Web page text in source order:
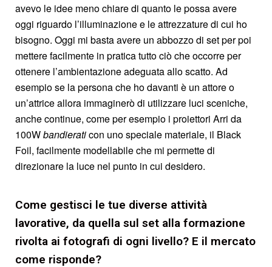
avevo le idee meno chiare di quanto le possa avere
oggi riguardo l’illuminazione e le attrezzature di cui ho
bisogno. Oggi mi basta avere un abbozzo di set per poi
mettere facilmente in pratica tutto ciò che occorre per
ottenere l’ambientazione adeguata allo scatto. Ad
esempio se la persona che ho davanti è un attore o
un’attrice allora immaginerò di utilizzare luci sceniche,
anche continue, come per esempio i proiettori Arri da
100Wbandieraticon uno speciale materiale, il Black
Foil, facilmente modellabile che mi permette di
direzionare la luce nel punto in cui desidero.
Come gestisci le tue diverse attività
lavorative, da quella sul set alla formazione
rivolta ai fotografi di ogni livello? E il mercato
come risponde?